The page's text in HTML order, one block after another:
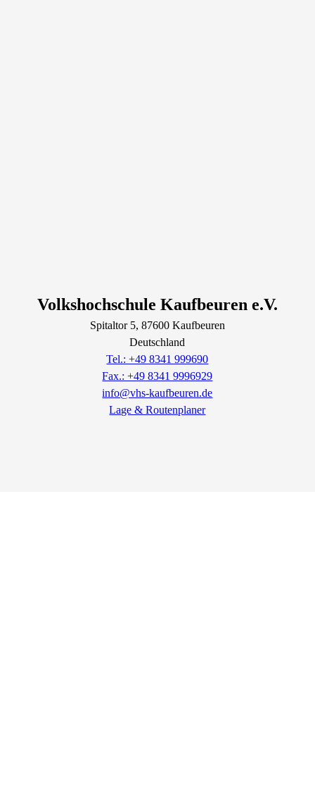
Volkshochschule Kaufbeuren e.V.
Spitaltor5, 87600 Kaufbeuren
Deutschland
Tel.: +49 8341 999690
Fax.: +49 8341 9996929
info@vhs-kaufbeuren.de
Lage & Routenplaner